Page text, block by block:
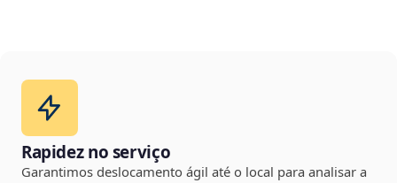
Rapidez no serviço
Garantimos deslocamento ágil até o local para analisar a